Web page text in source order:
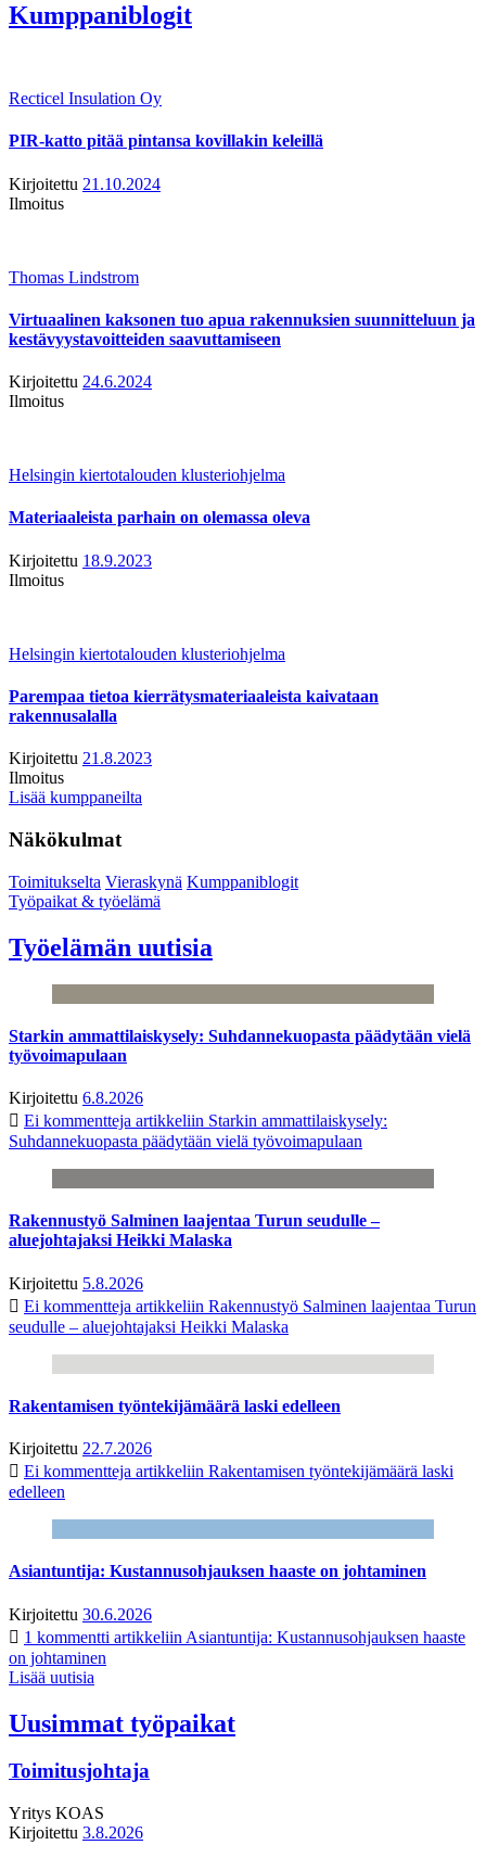
Kumppaniblogit
Recticel Insulation Oy
PIR-katto pitää pintansa kovillakin keleillä
Kirjoitettu 21.10.2024
Ilmoitus
Thomas Lindstrom
Virtuaalinen kaksonen tuo apua rakennuksien suunnitteluun ja
kestävyystavoitteiden saavuttamiseen
Kirjoitettu 24.6.2024
Ilmoitus
Helsingin kiertotalouden klusteriohjelma
Materiaaleista parhain on olemassa oleva
Kirjoitettu 18.9.2023
Ilmoitus
Helsingin kiertotalouden klusteriohjelma
Parempaa tietoa kierrätysmateriaaleista kaivataan
rakennusalalla
Kirjoitettu 21.8.2023
Ilmoitus
Lisää kumppaneilta
Näkökulmat
Toimitukselta Vieraskynä Kumppaniblogit
Työpaikat & työelämä
Työelämän uutisia
Starkin ammattilaiskysely: Suhdannekuopasta päädytään vielä
työvoimapulaan
Kirjoitettu 6.8.2026
Ei kommentteja artikkeliin Starkin ammattilaiskysely:
Suhdannekuopasta päädytään vielä työvoimapulaan
Rakennustyö Salminen laajentaa Turun seudulle –
aluejohtajaksi Heikki Malaska
Kirjoitettu 5.8.2026
Ei kommentteja artikkeliin Rakennustyö Salminen laajentaa Turun
seudulle – aluejohtajaksi Heikki Malaska
Rakentamisen työntekijämäärä laski edelleen
Kirjoitettu 22.7.2026
Ei kommentteja artikkeliin Rakentamisen työntekijämäärä laski
edelleen
Asiantuntija: Kustannusohjauksen haaste on johtaminen
Kirjoitettu 30.6.2026
1 kommentti artikkeliin Asiantuntija: Kustannusohjauksen haaste
on johtaminen
Lisää uutisia
Uusimmat työpaikat
Toimitusjohtaja
Yritys KOAS
Kirjoitettu 3.8.2026